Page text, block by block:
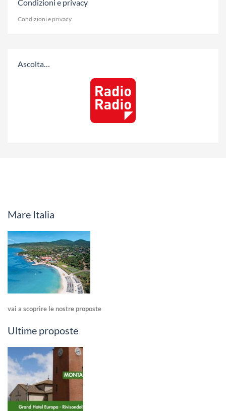
Condizioni e privacy
Condizioni e privacy
Ascolta…
Mare Italia
vai a scoprire le nostre proposte
Ultime proposte